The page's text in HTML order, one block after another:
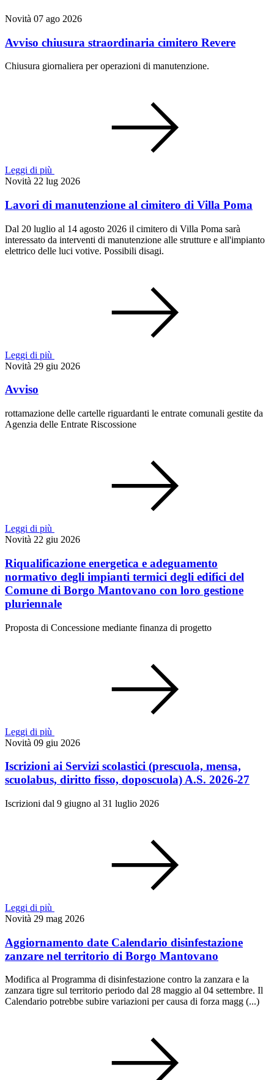
Novità 07 ago 2026
Avviso chiusura straordinaria cimitero Revere
Chiusura giornaliera per operazioni di manutenzione.
Leggi di più
Novità 22 lug 2026
Lavori di manutenzione al cimitero di Villa Poma
Dal 20 luglio al 14 agosto 2026 il cimitero di Villa Poma sarà
interessato da interventi di manutenzione alle strutture e all'impianto
elettrico delle luci votive. Possibili disagi.
Leggi di più
Novità 29 giu 2026
Avviso
rottamazione delle cartelle riguardanti le entrate comunali gestite da
Agenzia delle Entrate Riscossione
Leggi di più
Novità 22 giu 2026
Riqualificazione energetica e adeguamento
normativo degli impianti termici degli edifici del
Comune di Borgo Mantovano con loro gestione
pluriennale
Proposta di Concessione mediante finanza di progetto
Leggi di più
Novità 09 giu 2026
Iscrizioni ai Servizi scolastici (prescuola, mensa,
scuolabus, diritto fisso, doposcuola) A.S. 2026-27
Iscrizioni dal 9 giugno al 31 luglio 2026
Leggi di più
Novità 29 mag 2026
Aggiornamento date Calendario disinfestazione
zanzare nel territorio di Borgo Mantovano
Modifica al Programma di disinfestazione contro la zanzara e la
zanzara tigre sul territorio periodo dal 28 maggio al 04 settembre. Il
Calendario potrebbe subire variazioni per causa di forza magg (...)